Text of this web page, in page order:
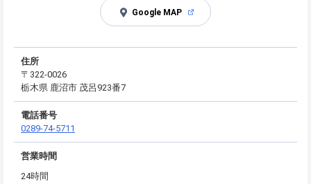
Google MAP
住所
〒322-0026
栃木県 鹿沼市 茂呂923番7
電話番号
0289-74-5711
営業時間
24時間